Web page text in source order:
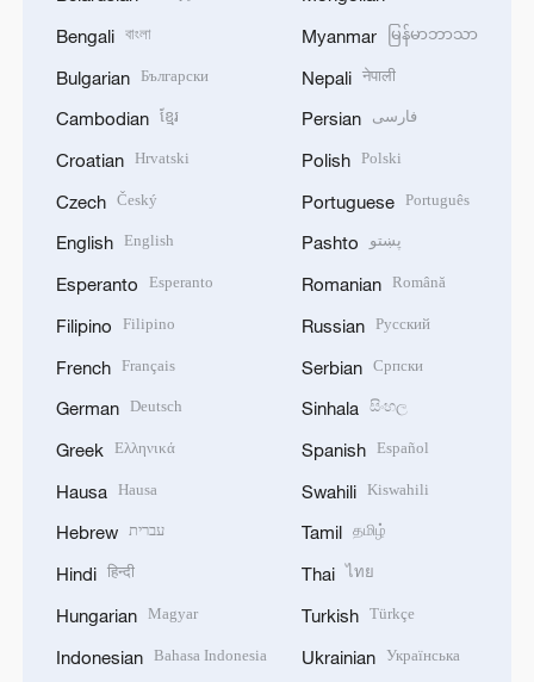
Bengali বাংলা
Bulgarian Български
Cambodian ខ្មែរ
Croatian Hrvatski
Czech Český
English English
Esperanto Esperanto
Filipino Filipino
French Français
German Deutsch
Greek Ελληνικά
Hausa Hausa
Hebrew עברית
Hindi हिन्दी
Hungarian Magyar
Indonesian Bahasa Indonesia
Myanmar မြန်မာဘာသာ
Nepali नेपाली
Persian فارسی
Polish Polski
Portuguese Português
Pashto پښتو
Romanian Română
Russian Русский
Serbian Српски
Sinhala සිංහල
Spanish Español
Swahili Kiswahili
Tamil தமிழ்
Thai ไทย
Turkish Türkçe
Ukrainian Українська